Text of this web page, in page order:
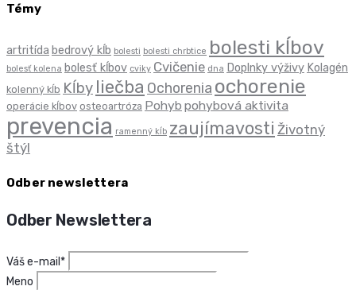
Témy
artritída bedrový kĺb bolesti bolesti chrbtice bolesti kĺbov
bolesť kolena bolesť kĺbov cviky Cvičenie dna Doplnky výživy Kolagén
kolenný kĺb Kĺby liečba Ochorenia ochorenie
operácie kĺbov osteoartróza Pohyb pohybová aktivita
prevencia ramenný kĺb zaujímavosti Životný
štýl
Odber newslettera
Odber Newslettera
Váš e-mail*
Meno